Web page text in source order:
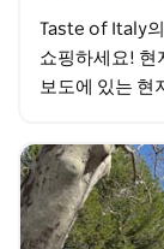
Taste of Italy
쇼핑하세요! 현
보도에 있는 현